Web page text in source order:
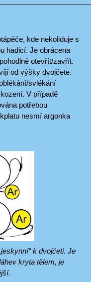
kde nekoliduje s
hadicí. Je obrácena
otevřít/zavřít.
od výšky dvojčete.
svlékání
V případě
potřebou
nesmí argonka
k dvojčeti. Je
kryta tělem, je